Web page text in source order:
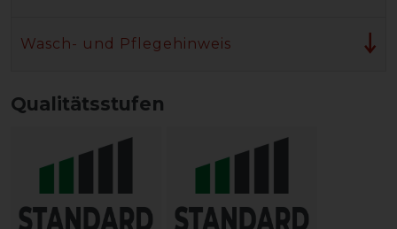
Wasch- und Pflegehinweis
Qualitätsstufen